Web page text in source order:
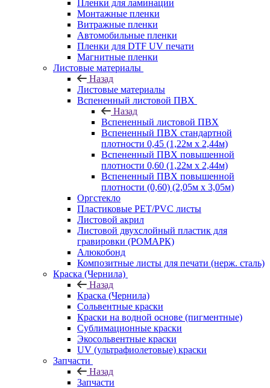
Пленки для ламинации
Монтажные пленки
Витражные пленки
Автомобильные пленки
Пленки для DTF UV печати
Магнитные пленки
Листовые материалы
Назад
Листовые материалы
Вспененный листовой ПВХ
Назад
Вспененный листовой ПВХ
Вспененный ПВХ стандартной
плотности 0,45 (1,22м х 2,44м)
Вспененный ПВХ повышенной
плотности 0,60 (1,22м х 2,44м)
Вспененный ПВХ повышенной
плотности (0,60) (2,05м х 3,05м)
Оргстекло
Пластиковые PET/PVC листы
Листовой акрил
Листовой двухслойный пластик для
гравировки (РОМАРК)
Алюкобонд
Композитные листы для печати (нерж. сталь)
Краска (Чернила)
Назад
Краска (Чернила)
Сольвентные краски
Краски на водной основе (пигментные)
Сублимационные краски
Экосольвентные краски
UV (ультрафиолетовые) краски
Запчасти
Назад
Запчасти